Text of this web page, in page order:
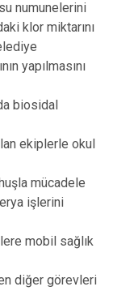
numunelerini
klor miktarını
yapılmasını
biosidal
ekiplerle okul
mücadele
işlerini
mobil sağlık
diğer görevleri